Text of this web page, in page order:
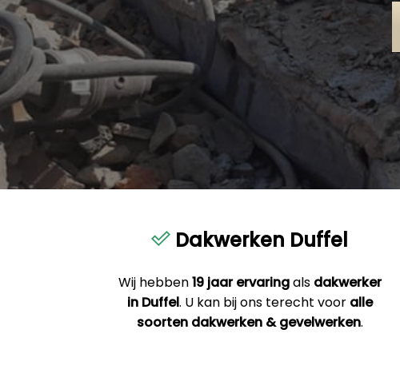
Dakwerken Duffel
Wij hebben19 jaar ervaringals dakwerker
in Duffel. U kan bij ons terecht voor alle
soorten dakwerken & gevelwerken.